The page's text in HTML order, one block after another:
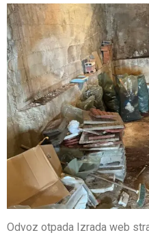
Odvoz otpada Izrada web